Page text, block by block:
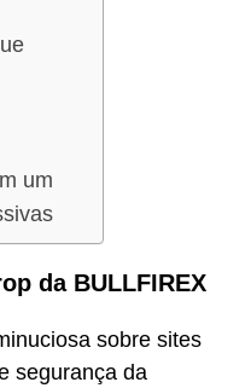
um
da BULLFIREX
sobre sites
segurança da